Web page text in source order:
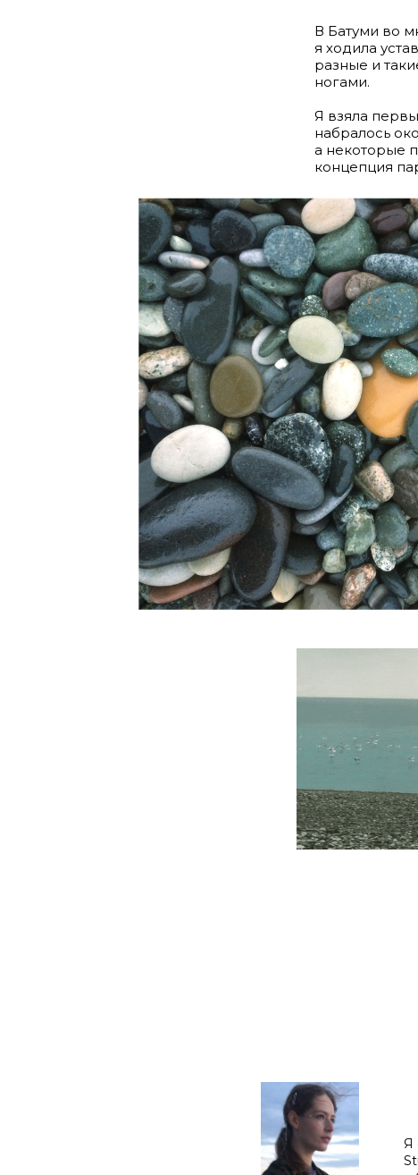
В Батуми во
я ходила
разные и
ногами.
Я взяла
набралось
а некоторые
концепция
Я